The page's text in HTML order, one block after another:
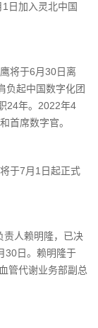
日加入灵北中国
将于6月30日离
负起中国数字化团
24年。2022年4
首席数字官。
于7月1日起正式
责人赖明隆，已决
30日。赖明隆于
管代谢业务部副总